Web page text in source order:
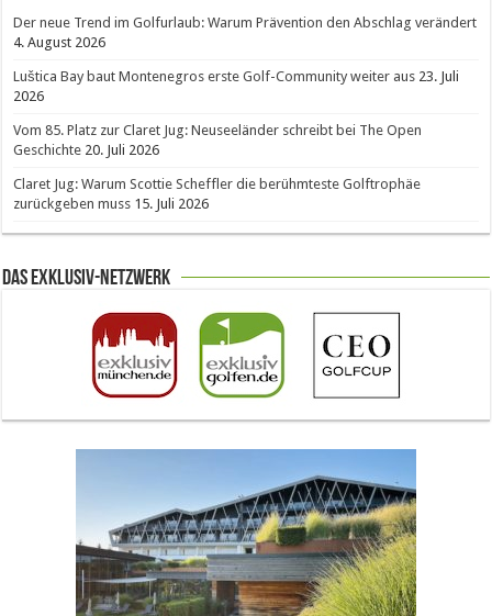
Der neue Trend im Golfurlaub: Warum Prävention den Abschlag verändert
4. August 2026
Luštica Bay baut Montenegros erste Golf-Community weiter aus 23. Juli
2026
Vom 85. Platz zur Claret Jug: Neuseeländer schreibt bei The Open
Geschichte 20. Juli 2026
Claret Jug: Warum Scottie Scheffler die berühmteste Golftrophäe
zurückgeben muss 15. Juli 2026
Das Exklusiv-Netzwerk